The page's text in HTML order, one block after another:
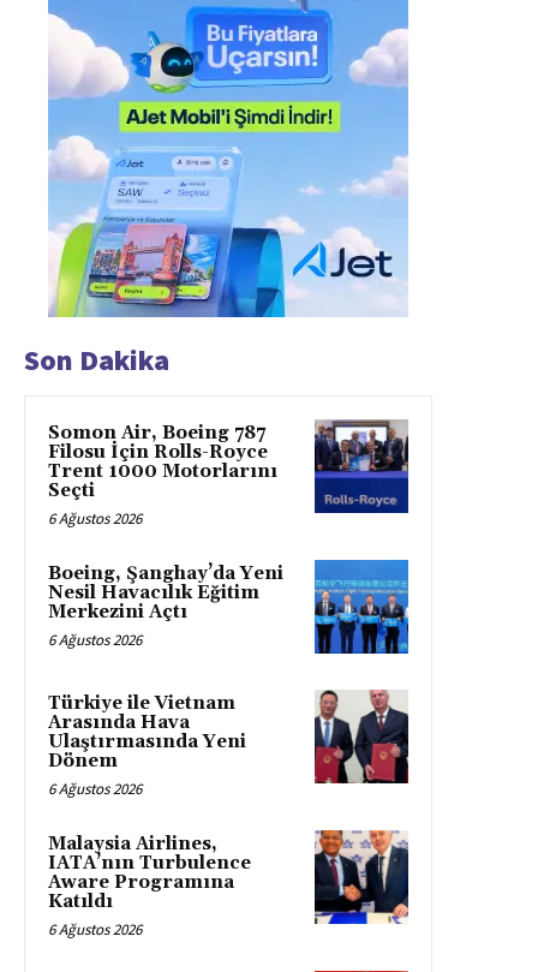
Son Dakika
Somon Air, Boeing 787
Filosu İçin Rolls-Royce
Trent 1000 Motorlarını
Seçti
6 Ağustos 2026
Boeing, Şanghay’da Yeni
Nesil Havacılık Eğitim
Merkezini Açtı
6 Ağustos 2026
Türkiye ile Vietnam
Arasında Hava
Ulaştırmasında Yeni
Dönem
6 Ağustos 2026
Malaysia Airlines,
IATA’nın Turbulence
Aware Programına
Katıldı
6 Ağustos 2026